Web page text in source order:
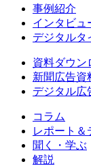
事例紹介
インタビュ
デジタルタ
資料ダウン
新聞広告資
デジタル広
コラム
レポート＆
聞く・学ぶ
解説